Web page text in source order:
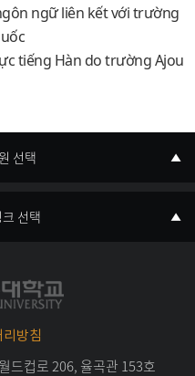
ngữ liên kết với trường
tiếng Hàn do trường Ajou
선택
선택
방침
드컵로 206, 율곡관 153호